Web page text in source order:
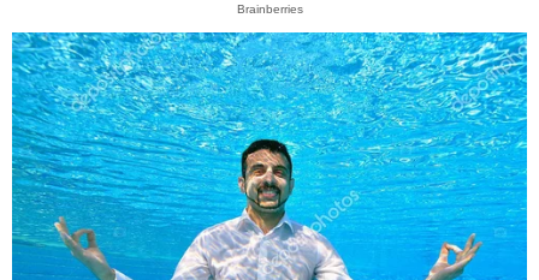
Brainberries